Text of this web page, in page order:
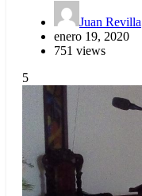
Juan Revilla
enero 19, 2020
751 views
5